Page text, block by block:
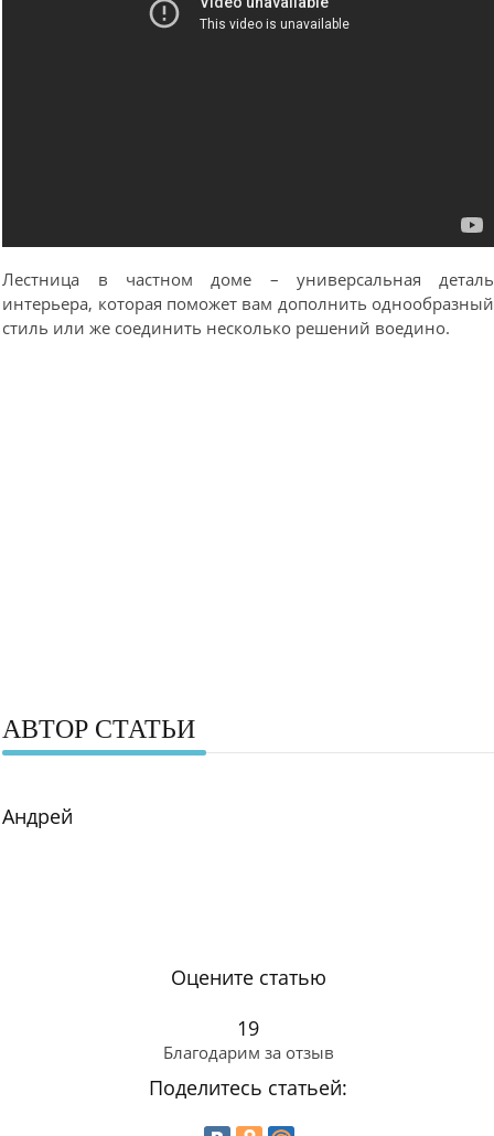
Лестница в частном доме – универсальная деталь
интерьера, которая поможет вам дополнить однообразный
стиль или же соединить несколько решений воедино.
АВТОР СТАТЬИ
Андрей
Оцените статью
19
Благодарим за отзыв
Поделитесь статьей: